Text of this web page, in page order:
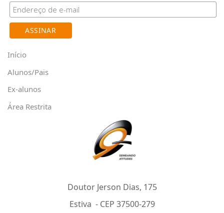
Início
Alunos/Pais
Ex-alunos
Área Restrita
Doutor Jerson Dias, 175
Estiva - CEP 37500-279